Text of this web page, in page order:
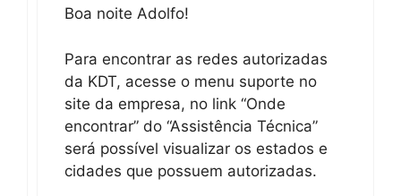
Boa noite Adolfo!
Para encontrar as redes autorizadas
da KDT, acesse o menu suporte no
site da empresa, no link “Onde
encontrar” do “Assistência Técnica”
será possível visualizar os estados e
cidades que possuem autorizadas.